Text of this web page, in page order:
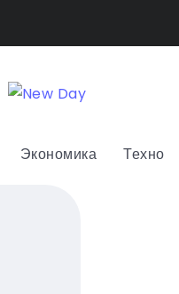
Экономика Техно